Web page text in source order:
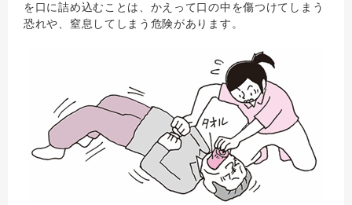
を口に詰め込むことは、かえって口の中を傷つけてしまう
恐れや、窒息してしまう危険があります。